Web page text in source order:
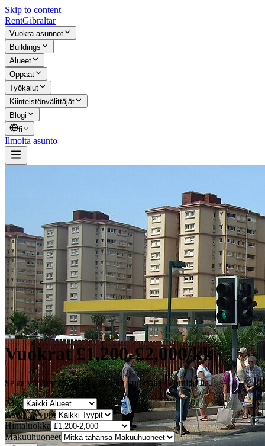
Skip to content
RentGibraltar
Vuokra-asunnot
Buildings
Alueet
Oppaat
Työkalut
Kiinteistönvälittäjät
Blogi
fi
Ilmoita asunto
Vuokrat £1,200-£2,000/kk
Selaa vuokrat £1,200-£2,000/kk vuokralle Gibraltarilla.
Alue
Asuntotyyppi
Hintaluokka
Makuuhuoneet